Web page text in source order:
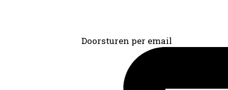
Doorsturen per email